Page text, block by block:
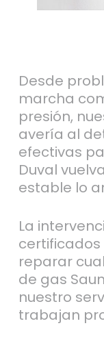
Desde
marcha
presión,
avería al
efectivas
Duval
estable lo
La
reparar
de gas
nuestro
trabajan